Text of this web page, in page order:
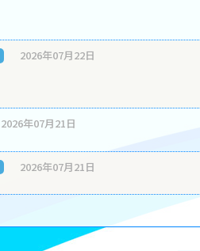
2026年07月22日
2026年07月21日
2026年07月21日